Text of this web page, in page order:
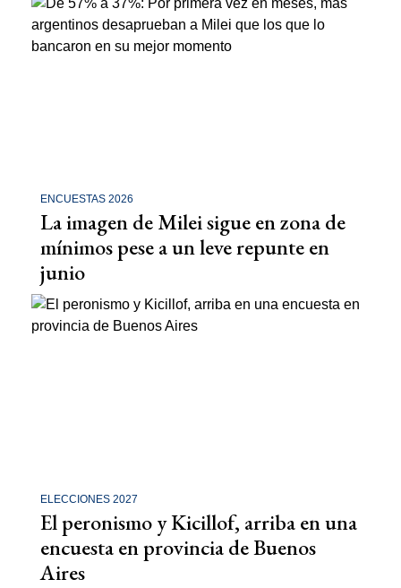
ENCUESTAS 2026
La imagen de Milei sigue en zona de
mínimos pese a un leve repunte en
junio
ELECCIONES 2027
El peronismo y Kicillof, arriba en una
encuesta en provincia de Buenos
Aires